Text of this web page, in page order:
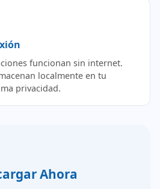
funcionan sin internet.
localmente en tu
privacidad.
Ahora